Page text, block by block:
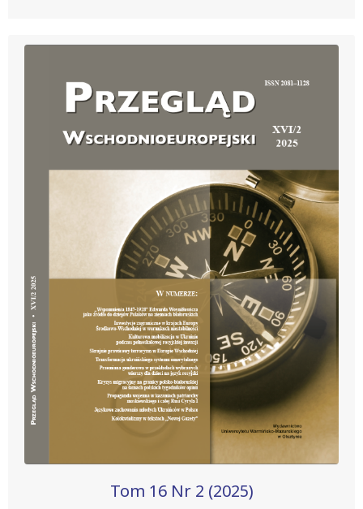
Tom 16 Nr 2 (2025)